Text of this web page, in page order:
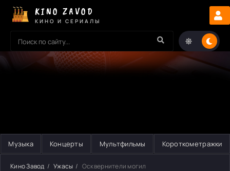
KINO ZAVOD
КИНО И СЕРИАЛЫ
Музыка Концерты Мультфильмы Короткометражки
Кино Завод Ужасы Осквернители могил